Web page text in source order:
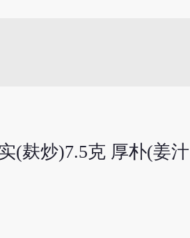
(麸炒)7.5克 厚朴(姜汁